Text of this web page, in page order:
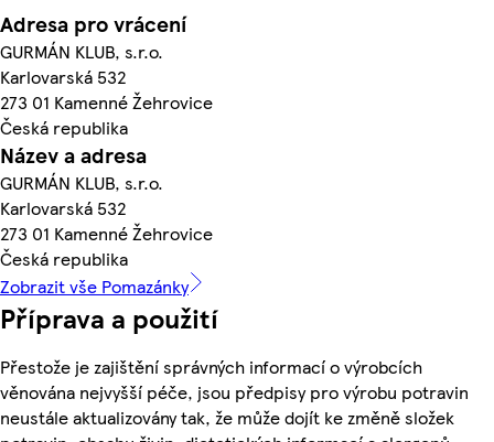
Adresa pro vrácení
GURMÁN KLUB, s.r.o.
Karlovarská 532
273 01 Kamenné Žehrovice
Česká republika
Název a adresa
GURMÁN KLUB, s.r.o.
Karlovarská 532
273 01 Kamenné Žehrovice
Česká republika
Zobrazit vše Pomazánky
Příprava a použití
Přestože je zajištění správných informací o výrobcích
věnována nejvyšší péče, jsou předpisy pro výrobu potravin
neustále aktualizovány tak, že může dojít ke změně složek